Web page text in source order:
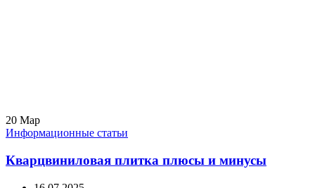
20 Мар
Информационные статьи
Кварцвиниловая плитка плюсы и минусы